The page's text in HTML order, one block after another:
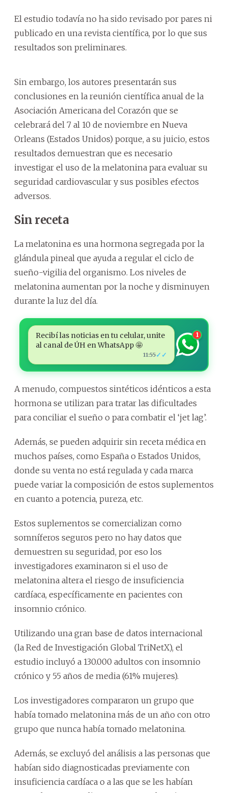
El estudio todavía no ha sido revisado por pares ni
publicado en una revista científica, por lo que sus
resultados son preliminares.
Sin embargo, los autores presentarán sus
conclusiones en la reunión científica anual de la
Asociación Americana del Corazón que se
celebrará del 7 al 10 de noviembre en Nueva
Orleans (Estados Unidos) porque, a su juicio, estos
resultados demuestran que es necesario
investigar el uso de la melatonina para evaluar su
seguridad cardiovascular y sus posibles efectos
adversos.
Sin receta
La melatonina es una hormona segregada por la
glándula pineal que ayuda a regular el ciclo de
sueño-vigilia del organismo. Los niveles de
melatonina aumentan por la noche y disminuyen
durante la luz del día.
Recibí las noticias en tu celular, unite
al canal de ÚH en WhatsApp 🤩
11:55✓✓
1
A menudo, compuestos sintéticos idénticos a esta
hormona se utilizan para tratar las dificultades
para conciliar el sueño o para combatir el ‘jet lag’.
Además, se pueden adquirir sin receta médica en
muchos países, como España o Estados Unidos,
donde su venta no está regulada y cada marca
puede variar la composición de estos suplementos
en cuanto a potencia, pureza, etc.
Estos suplementos se comercializan como
somníferos seguros pero no hay datos que
demuestren su seguridad, por eso los
investigadores examinaron si el uso de
melatonina altera el riesgo de insuficiencia
cardíaca, específicamente en pacientes con
insomnio crónico.
Utilizando una gran base de datos internacional
(la Red de Investigación Global TriNetX), el
estudio incluyó a 130.000 adultos con insomnio
crónico y 55 años de media (61% mujeres).
Los investigadores compararon un grupo que
había tomado melatonina más de un año con otro
grupo que nunca había tomado melatonina.
Además, se excluyó del análisis a las personas que
habían sido diagnosticadas previamente con
insuficiencia cardíaca o a las que se les habían